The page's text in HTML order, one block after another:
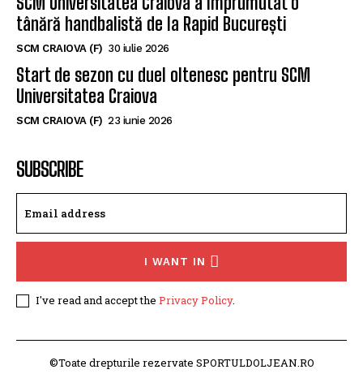
SCM Universitatea Craiova a împrumutat o
tânără handbalistă de la Rapid București
SCM CRAIOVA (F)
Start de sezon cu duel oltenesc pentru SCM
Universitatea Craiova
SCM CRAIOVA (F)
SUBSCRIBE
I've read and accept the Privacy Policy
©Toate drepturile rezervate SPORTULDOLJEAN.RO